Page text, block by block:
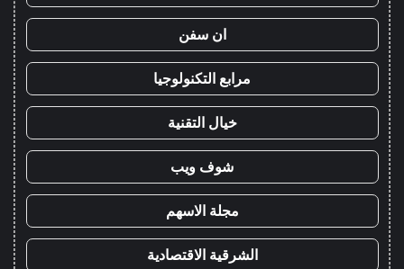
ان سفن
مرابع التكنولوجيا
خيال التقنية
شوف ويب
مجلة الاسهم
الشرقية الاقتصادية